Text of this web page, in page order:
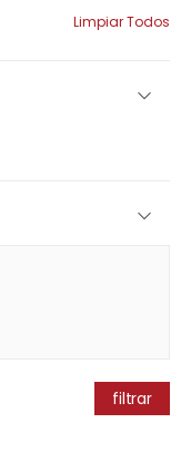
Limpiar Todos
filtrar